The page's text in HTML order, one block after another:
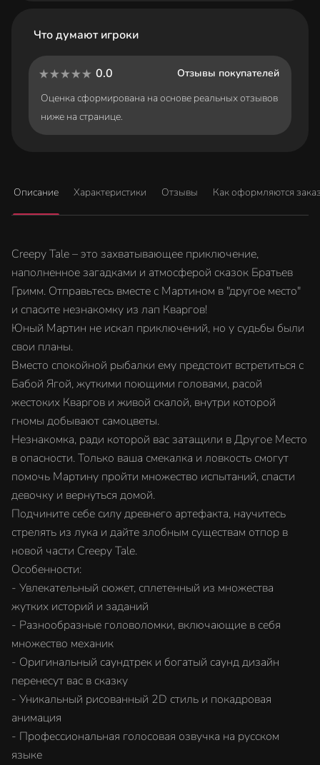
Что думают игроки
0.0
Отзывы покупателей
Оценка сформирована на основе реальных отзывов
ниже на странице.
Описание Характеристики Отзывы Как оформляются
Creepy Tale – это захватывающее приключение,
наполненное загадками и атмосферой сказок Братьев
Гримм. Отправьтесь вместе с Мартином в "другое место"
и спасите незнакомку из лап Кваргов!
Юный Мартин не искал приключений, но у судьбы были
свои планы.
Вместо спокойной рыбалки ему предстоит встретиться с
Бабой Ягой, жуткими поющими головами, расой
жестоких Кваргов и живой скалой, внутри которой
гномы добывают самоцветы.
Незнакомка, ради которой вас затащили в Другое Место
в опасности. Только ваша смекалка и ловкость смогут
помочь Мартину пройти множество испытаний, спасти
девочку и вернуться домой.
Подчините себе силу древнего артефакта, научитесь
стрелять из лука и дайте злобным существам отпор в
новой части Creepy Tale.
Особенности:
- Увлекательный сюжет, сплетенный из множества
жутких историй и заданий
- Разнообразные головоломки, включающие в себя
множество механик
- Оригинальный саундтрек и богатый саунд дизайн
перенесут вас в сказку
- Уникальный рисованный 2D стиль и покадровая
анимация
- Профессиональная голосовая озвучка на русском
языке